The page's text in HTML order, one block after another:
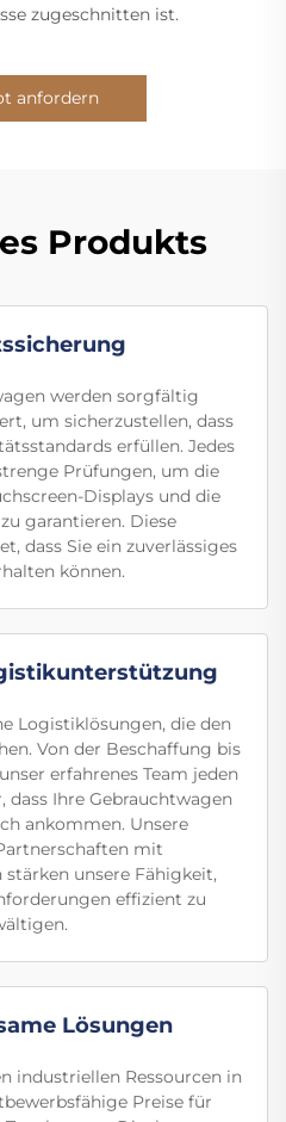
zugeschnitten ist.
anfordern
Produkts
werden sorgfältig
um sicherzustellen, dass
erfüllen. Jedes
Prüfungen, um die
Displays und die
garantieren. Diese
dass Sie ein zuverlässiges
können.
Logistiklösungen, die den
Von der Beschaffung bis
erfahrenes Team jeden
dass Ihre Gebrauchtwagen
ankommen. Unsere
mit
unsere Fähigkeit,
effizient zu
Lösungen
industriellen Ressourcen in
Preise für